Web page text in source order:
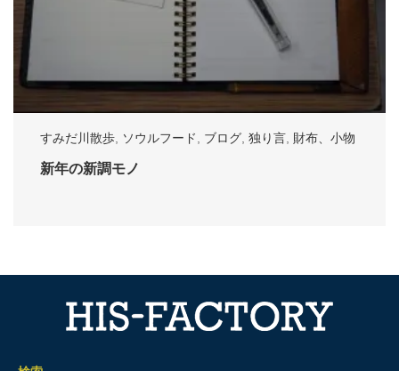
すみだ川散歩 ソウルフード ブログ 独り言 財布、小物
新年の新調モノ